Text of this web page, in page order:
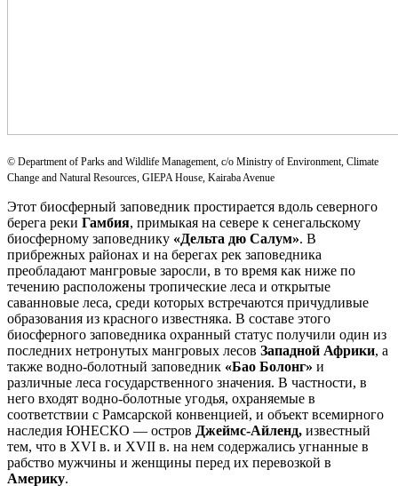
© Department of Parks and Wildlife Management, c/o Ministry of Environment, Climate
Change and Natural Resources, GIEPA House, Kairaba Avenue
Этот биосферный заповедник простирается вдоль северного
берега реки Гамбия, примыкая на севере к сенегальскому
биосферному заповеднику «Дельта дю Салум». В
прибрежных районах и на берегах рек заповедника
преобладают мангровые заросли, в то время как ниже по
течению расположены тропические леса и открытые
саванновые леса, среди которых встречаются причудливые
образования из красного известняка. В составе этого
биосферного заповедника охранный статус получили один из
последних нетронутых мангровых лесов Западной Африки, а
также водно-болотный заповедник «Бао Болонг» и
различные леса государственного значения. В частности, в
него входят водно-болотные угодья, охраняемые в
соответствии с Рамсарской конвенцией, и объект всемирного
наследия ЮНЕСКО — остров Джеймс-Айленд, известный
тем, что в XVI в. и XVII в. на нем содержались угнанные в
рабство мужчины и женщины перед их перевозкой в
Америку.